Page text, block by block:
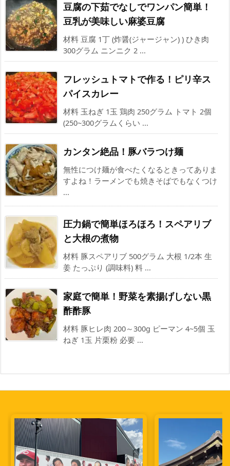
豆腐の下茹でなしでワンパン簡単！
豆乳が美味しい麻婆豆腐
材料 豆腐 1丁 (炸醤(ジャージャン) ) ひき肉
300グラム ニンニク 2 ...
フレッシュトマトで作る！ピリ辛ス
パイスカレー
材料 玉ねぎ 1玉 鶏肉 250グラム トマト 2個
(250~300グラムくらい ...
カンタン絶品！豚バラつけ麺
無性につけ麺が食べたくなるときってありま
すよね！ラーメンでも焼きそばでもなくつけ
...
圧力鍋で簡単ほろほろ！スペアリブ
と大根の煮物
材料 豚スペアリブ 500グラム 大根 1/2本 生
姜 たっぷり (調味料) 料 ...
家庭で簡単！野菜を素揚げしない黒
酢酢豚
材料 豚ヒレ肉 200～300g ピーマン 4~5個 玉
ねぎ 1玉 片栗粉 必要 ...